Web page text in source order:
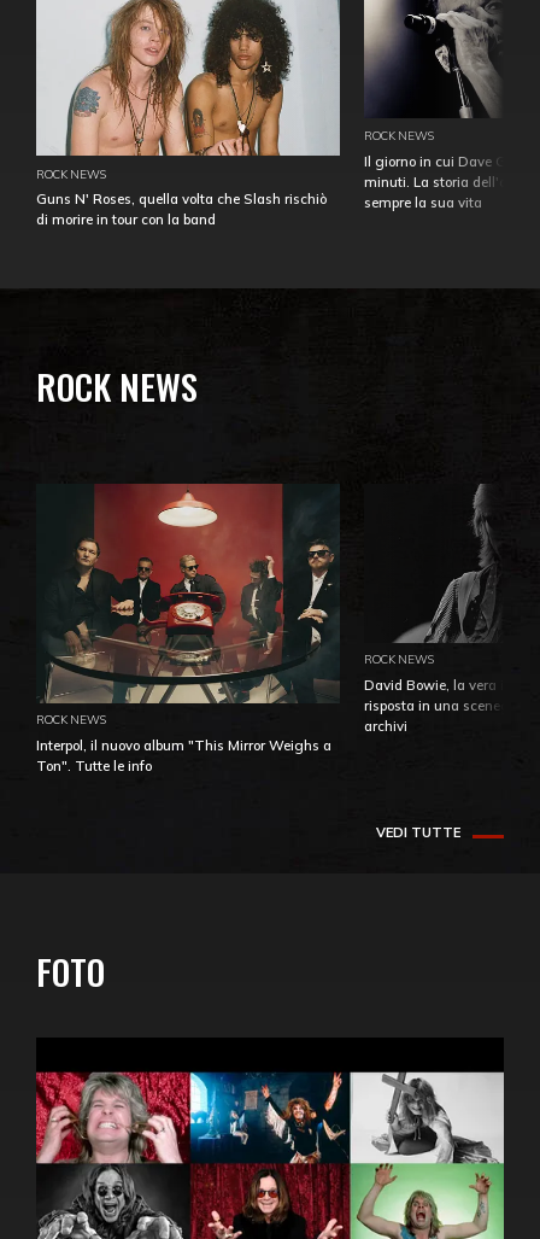
ROCK NEWS
Guns N' Roses, quella volta che Slash rischiò
di morire in tour con la band
ROCK NEWS
Il giorno in cui Dave
minuti. La storia
sempre la sua vita
ROCK NEWS
ROCK NEWS
Interpol, il nuovo album "This Mirror Weighs a
Ton". Tutte le info
ROCK NEWS
David Bowie, la vera
risposta in una
archivi
VEDI TUTTE
FOTO